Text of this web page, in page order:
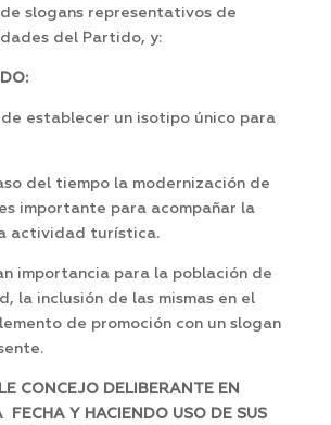
slogans representativos de
del Partido, y:
establecer un isotipo único para
del tiempo la modernización de
importante para acompañar la
actividad turística.
importancia para la población de
la inclusión de las mismas en el
de promoción con un slogan
CONCEJO DELIBERANTE EN
FECHA Y HACIENDO USO DE SUS